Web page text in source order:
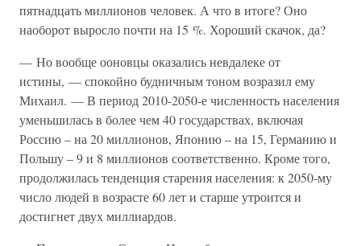
пятнадцать миллионов человек. А что в итоге? Оно
наоборот выросло почти на 15 %. Хороший скачок, да?
— Но вообще ооновцы оказались невдалеке от
истины, — спокойно будничным тоном возразил ему
Михаил. — В период 2010-2050-е численность населения
уменьшилась в более чем 40 государствах, включая
Россию – на 20 миллионов, Японию – на 15, Германию и
Польшу – 9 и 8 миллионов соответственно. Кроме того,
продолжилась тенденция старения населения: к 2050-му
число людей в возрасте 60 лет и старше утроится и
достигнет двух миллиардов.